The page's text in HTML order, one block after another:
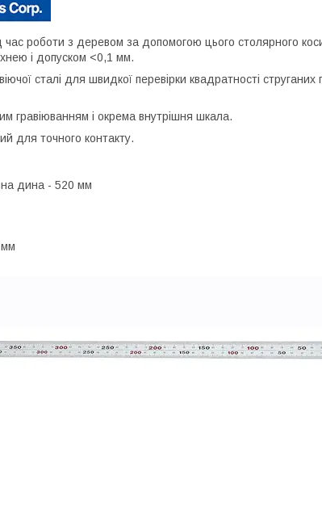
час роботи з деревом за допомогою цього столярного
і допуском <0,1 мм.
сталі для швидкої перевірки квадратності струганих
гравіюванням і окрема внутрішня шкала.
для точного контакту.
дина - 520 мм